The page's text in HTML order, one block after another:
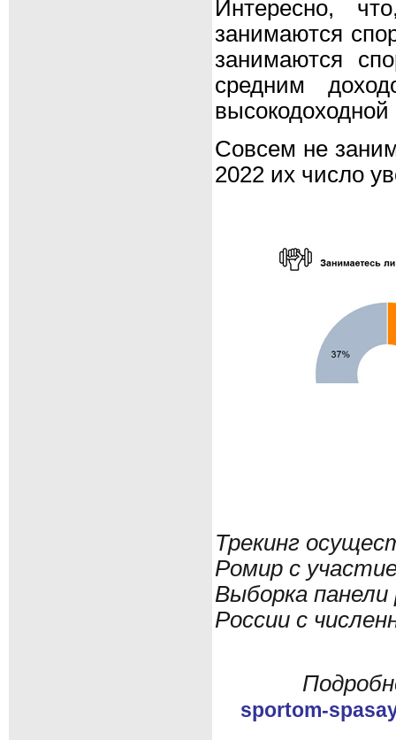
Интересно,
занимаются
занимаются
средним
высокодоходной
Совсем не
2022 их число
Трекинг
Ромир с
Выборка панели
России с
sportom-